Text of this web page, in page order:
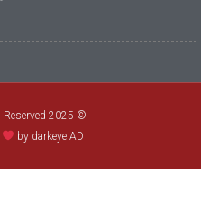
© 2025 BOYAN All Rights Reserved.
by darkeye AD